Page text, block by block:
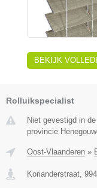
BEKIJK
Rolluikspecialist
Niet gevestigd in
provincie
Oost-Vlaanderen »
Korianderstraat